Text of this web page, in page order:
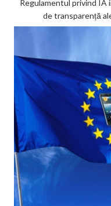
Regulamentul privind
de transparență